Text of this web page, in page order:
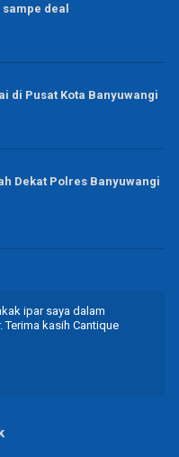
deal
di Pusat Kota Banyuwangi
Dekat Polres Banyuwangi
ipar saya dalam
kasih Cantique